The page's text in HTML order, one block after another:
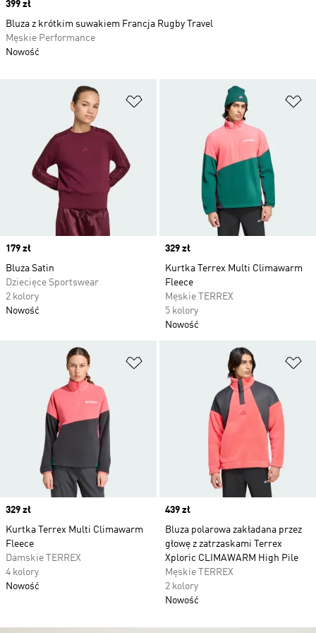
Dodaj do listy życzeń
Price
179 zł
Bluza Satin
Dziecięce Sportswear
2 kolory
Nowość
Price
329 zł
Kurtka Terrex Multi Climawarm
Fleece
Męskie TERREX
5 kolory
Nowość
Dodaj do listy życzeń
Price
329 zł
Kurtka Terrex Multi Climawarm
Fleece
Damskie TERREX
4 kolory
Nowość
Price
439 zł
Bluza polarowa zakładana przez
głowę z zatrzaskami Terrex
Xploric CLIMAWARM High Pile
Męskie TERREX
2 kolory
Nowość
Price
399 zł
Bluza z krótkim suwakiem Francja Rugby Travel
Męskie Performance
Nowość